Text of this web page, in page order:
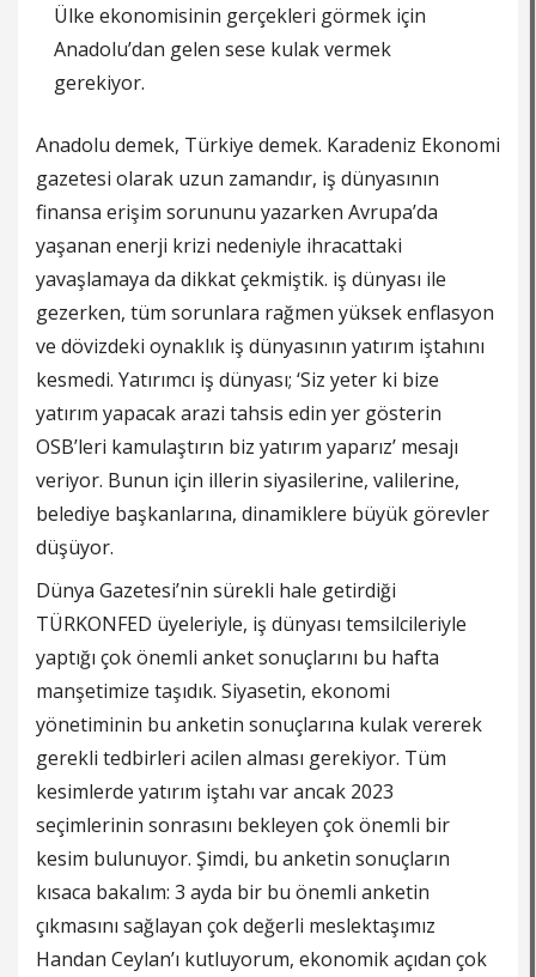
Ülke ekonomisinin gerçekleri görmek için
Anadolu’dan gelen sese kulak vermek
gerekiyor.
Anadolu demek, Türkiye demek. Karadeniz Ekonomi
gazetesi olarak uzun zamandır, iş dünyasının
finansa erişim sorununu yazarken Avrupa’da
yaşanan enerji krizi nedeniyle ihracattaki
yavaşlamaya da dikkat çekmiştik. iş dünyası ile
gezerken, tüm sorunlara rağmen yüksek enflasyon
ve dövizdeki oynaklık iş dünyasının yatırım iştahını
kesmedi. Yatırımcı iş dünyası; ‘Siz yeter ki bize
yatırım yapacak arazi tahsis edin yer gösterin
OSB’leri kamulaştırın biz yatırım yaparız’ mesajı
veriyor. Bunun için illerin siyasilerine, valilerine,
belediye başkanlarına, dinamiklere büyük görevler
düşüyor.
Dünya Gazetesi’nin sürekli hale getirdiği
TÜRKONFED üyeleriyle, iş dünyası temsilcileriyle
yaptığı çok önemli anket sonuçlarını bu hafta
manşetimize taşıdık. Siyasetin, ekonomi
yönetiminin bu anketin sonuçlarına kulak vererek
gerekli tedbirleri acilen alması gerekiyor. Tüm
kesimlerde yatırım iştahı var ancak 2023
seçimlerinin sonrasını bekleyen çok önemli bir
kesim bulunuyor. Şimdi, bu anketin sonuçların
kısaca bakalım: 3 ayda bir bu önemli anketin
çıkmasını sağlayan çok değerli meslektaşımız
Handan Ceylan’ı kutluyorum, ekonomik açıdan çok